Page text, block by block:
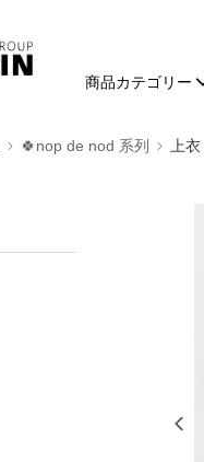
商品カテゴリー
🍀nop de nod 系列 上